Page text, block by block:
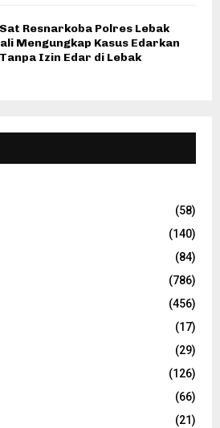
Resnarkoba Polres Lebak
Mengungkap Kasus Edarkan
Izin Edar di Lebak
(58)
(140)
(84)
(786)
(456)
(17)
(29)
(126)
(66)
(21)